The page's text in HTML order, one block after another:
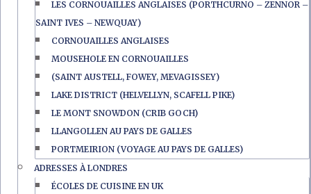
LES CORNOUAILLES ANGLAISES (PORTHCURNO – ZENNOR –
SAINT IVES – NEWQUAY)
CORNOUAILLES ANGLAISES
MOUSEHOLE EN CORNOUAILLES
(SAINT AUSTELL, FOWEY, MEVAGISSEY)
LAKE DISTRICT (HELVELLYN, SCAFELL PIKE)
LE MONT SNOWDON (CRIB GOCH)
LLANGOLLEN AU PAYS DE GALLES
PORTMEIRION (VOYAGE AU PAYS DE GALLES)
ADRESSES À LONDRES
ÉCOLES DE CUISINE EN UK